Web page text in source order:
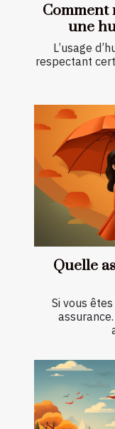
une
L’usage
respectant
Quelle
Si vous